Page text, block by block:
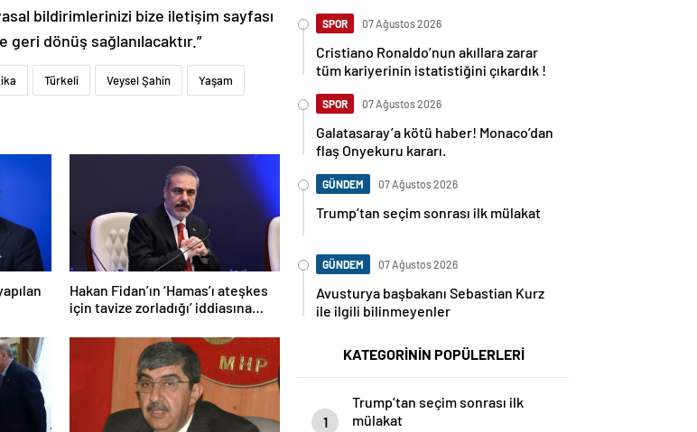
bildirimlerinizi bize iletişim sayfası
dönüş sağlanılacaktır.”
Türkeli Veysel Şahin Yaşam
Hakan Fidan’ın ‘Hamas’ı ateşkes
için tavize zorladığı’ iddiasına
SPOR 07 Ağustos 2026
Cristiano Ronaldo’nun akıllara zarar
tüm kariyerinin istatistiğini çıkardık !
SPOR 07 Ağustos 2026
Galatasaray’a kötü haber! Monaco’dan
flaş Onyekuru kararı.
GÜNDEM 07 Ağustos 2026
Trump’tan seçim sonrası ilk mülakat
GÜNDEM 07 Ağustos 2026
Avusturya başbakanı Sebastian Kurz
ile ilgili bilinmeyenler
KATEGORİNİN POPÜLERLERİ
1
Trump’tan seçim sonrası ilk
mülakat